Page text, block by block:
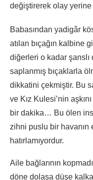
değiştirerek olay yerine
Babasından yadigâr
atılan bıçağın kalbine
diğerleri o kadar
saplanmış bıçaklarla
dikkatini çekmiştir. Bu
ve Kız Kulesi’nin
bir dakika… Bu ölen
zihni puslu bir havanın
hatırlamıyordur.
Aile bağlarının
döne dolaşa düşe